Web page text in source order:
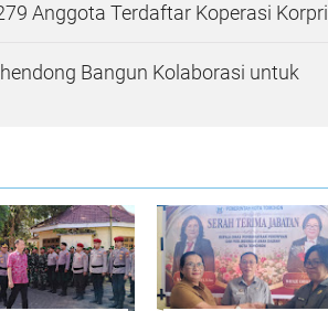
Anggota Terdaftar Koperasi Korpri
Bangun Kolaborasi untuk